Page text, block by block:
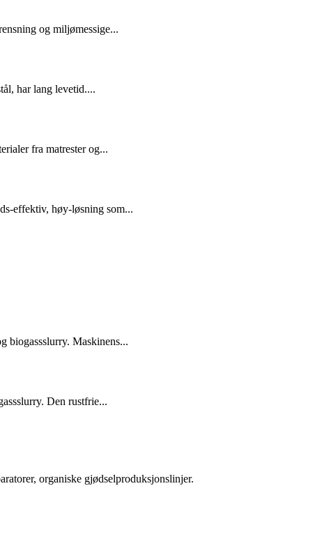
og miljømessige...
har lang levetid....
fra matrester og...
effektiv, høy-løsning som...
biogassslurry. Maskinens...
Den rustfrie...
organiske gjødselproduksjonslinjer.